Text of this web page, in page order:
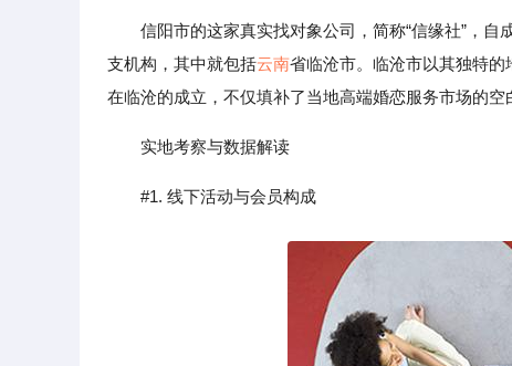
信阳市的这家真实找对象公司，简称“信缘社”，
支机构，其中就包括云南省临沧市。临沧市以其独特
在临沧的成立，不仅填补了当地高端婚恋服务市场的
实地考察与数据解读
#1. 线下活动与会员构成